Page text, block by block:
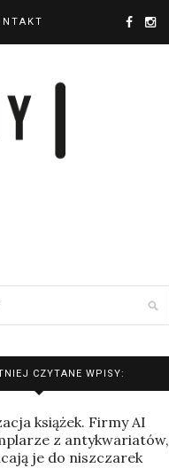
CZYTANE WPISY:
książek. Firmy AI
z antykwariatów,
je do niszczarek